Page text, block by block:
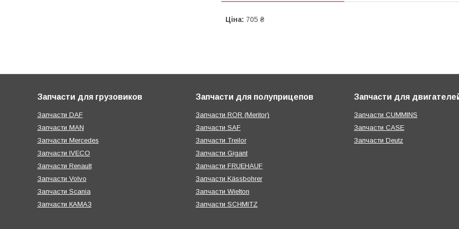
Ціна: 705 ₴
Запчасти для грузовиков
Запчасти DAF
Запчасти MAN
Запчасти Mercedes
Запчасти IVECO
Запчасти Renault
Запчасти Volvo
Запчасти Scania
Запчасти КАМАЗ
Запчасти для полуприцепов
Запчасти ROR (Meritor)
Запчасти SAF
Запчасти Treilor
Запчасти Gigant
Запчасти FRUEHAUF
Запчасти Kässbohrer
Запчасти Wielton
Запчасти SCHMITZ
Запчасти для
Запчасти CUMMINS
Запчасти CASE
Запчасти Deutz